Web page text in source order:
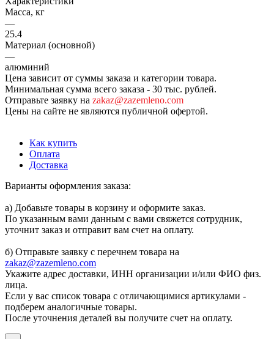
Масса, кг
—
25.4
Материал (основной)
—
алюминий
Цена зависит от суммы заказа и категории товара.
Минимальная сумма всего заказа - 30 тыс. рублей.
Отправьте заявку на zakaz@zazemleno.com
Цены на сайте не являются публичной офертой.
Как купить
Оплата
Доставка
Варианты оформления заказа:
а) Добавьте товары в корзину и оформите заказ.
По указанным вами данным с вами свяжется сотрудник,
уточнит заказ и отправит вам счет на оплату.
б) Отправьте заявку с перечнем товара на
zakaz@zazemleno.com
Укажите адрес доставки, ИНН организации и/или ФИО физ.
лица.
Если у вас список товара с отличающимися артикулами -
подберем аналогичные товары.
После уточнения деталей вы получите счет на оплату.